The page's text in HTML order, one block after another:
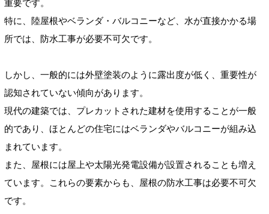
重要です。
特に、陸屋根やベランダ・バルコニーなど、水が直接かかる場
所では、防水工事が必要不可欠です。
しかし、一般的には外壁塗装のように露出度が低く、重要性が
認知されていない傾向があります。
現代の建築では、プレカットされた建材を使用することが一般
的であり、ほとんどの住宅にはベランダやバルコニーが組み込
まれています。
また、屋根には屋上や太陽光発電設備が設置されることも増え
ています。これらの要素からも、屋根の防水工事は必要不可欠
です。